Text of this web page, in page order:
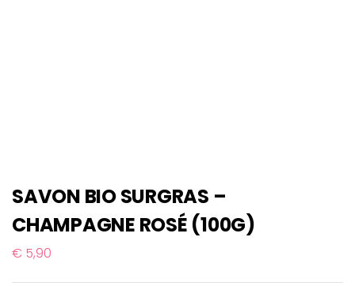
SAVON BIO SURGRAS –
CHAMPAGNE ROSÉ (100G)
€ 5,90